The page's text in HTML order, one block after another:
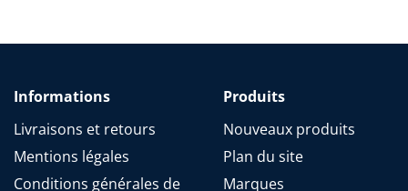
Informations
Livraisons et retours
Mentions légales
Conditions générales de
Produits
Nouveaux produits
Plan du site
Marques